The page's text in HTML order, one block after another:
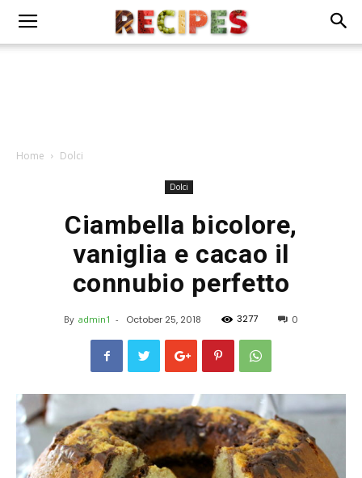
Home Dolci
Dolci
Ciambella bicolore,
vaniglia e cacao il
connubio perfetto
By admin1 - October 25, 2018 3277 0